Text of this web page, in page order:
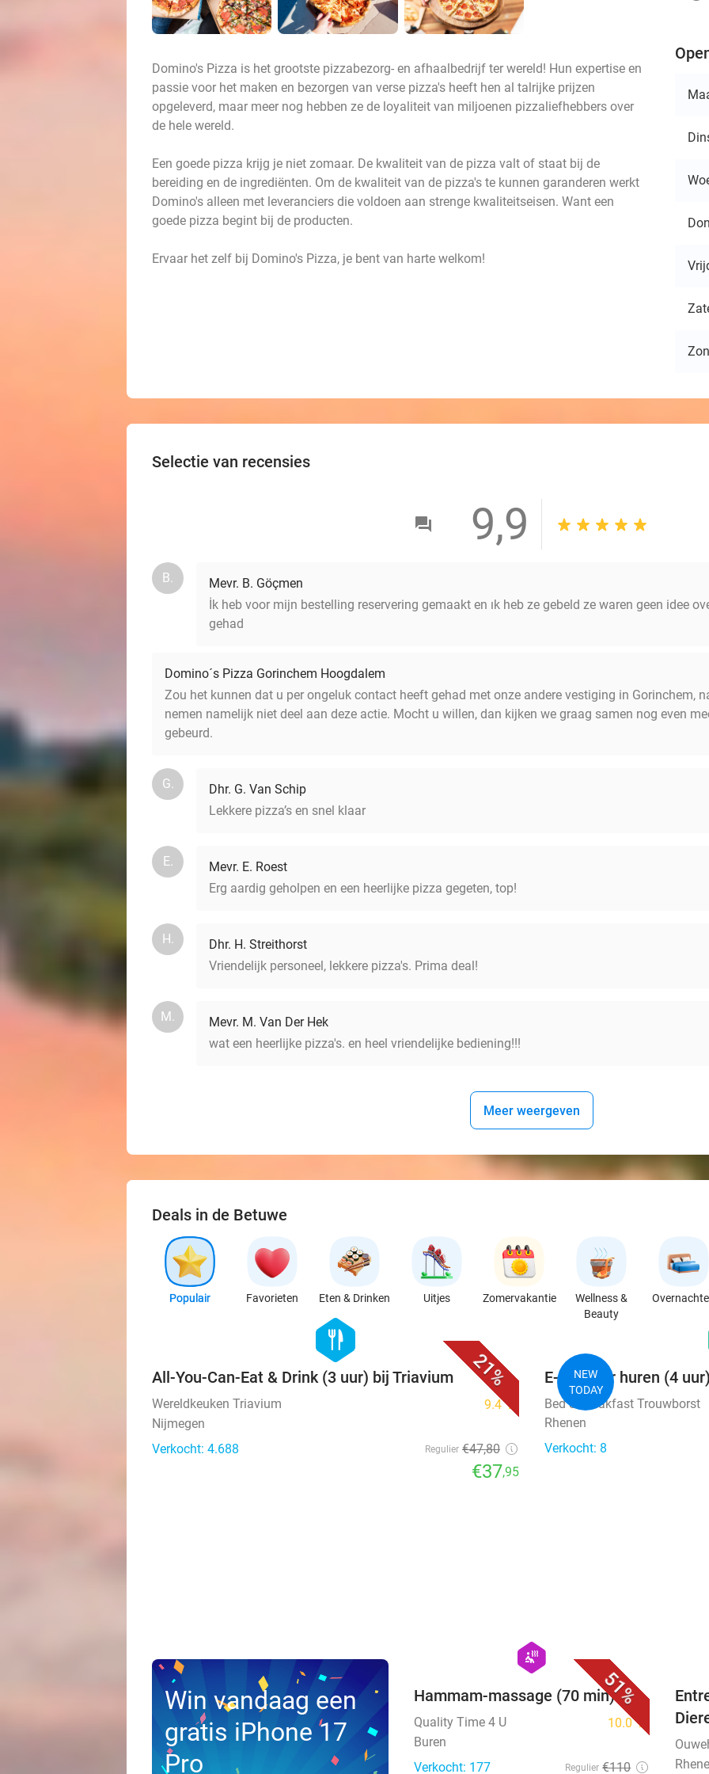
Domino's Pizza is het grootste pizzabezorg- en afhaalbedrijf ter wereld! Hun expertise en
passie voor het maken en bezorgen van verse pizza's heeft hen al talrijke prijzen
opgeleverd, maar meer nog hebben ze de loyaliteit van miljoenen pizzaliefhebbers over
de hele wereld.
Een goede pizza krijg je niet zomaar. De kwaliteit van de pizza valt of staat bij de
bereiding en de ingrediënten. Om de kwaliteit van de pizza's te kunnen garanderen werkt
Domino's alleen met leveranciers die voldoen aan strenge kwaliteitseisen. Want een
goede pizza begint bij de producten.
Ervaar het zelf bij Domino's Pizza, je bent van harte welkom!
Selectie van recensies
9,9
B.
Mevr. B. Göçmen
İk heb voor mijn bestelling reservering gemaakt en ık heb ze gebeld ze waren geen idee
gehad
Domino´s Pizza Gorinchem Hoogdalem
Zou het kunnen dat u per ongeluk contact heeft gehad met onze andere vestiging in Gorinchem,
nemen namelijk niet deel aan deze actie. Mocht u willen, dan kijken we graag samen nog even
gebeurd.
G.
Dhr. G. Van Schip
Lekkere pizza’s en snel klaar
E.
Mevr. E. Roest
Erg aardig geholpen en een heerlijke pizza gegeten, top!
H.
Dhr. H. Streithorst
Vriendelijk personeel, lekkere pizza's. Prima deal!
M.
Mevr. M. Van Der Hek
wat een heerlijke pizza's. en heel vriendelijke bediening!!!
Meer weergeven
Deals in de Betuwe
Populair Favorieten Eten & Drinken Uitjes Zomervakantie
Wellness &
Beauty
21%
hexagon
food
All-You-Can-Eat & Drink (3 uur) bij Triavium
Wereldkeuken Triavium 9.4star
Nijmegen
Verkocht: 4.688
Regulier €47,80
€37,95
NEW
TODAY
E-chopper huren (4 uur)
Bed & Breakfast Trouwborst
Rhenen
Verkocht: 8
Win vandaag een
gratis iPhone 17
Pro
51%
hexagon
wellness
Hammam-massage (70 min)
Quality Time 4 U 10.0star
Buren
Verkocht: 177
Regulier €110